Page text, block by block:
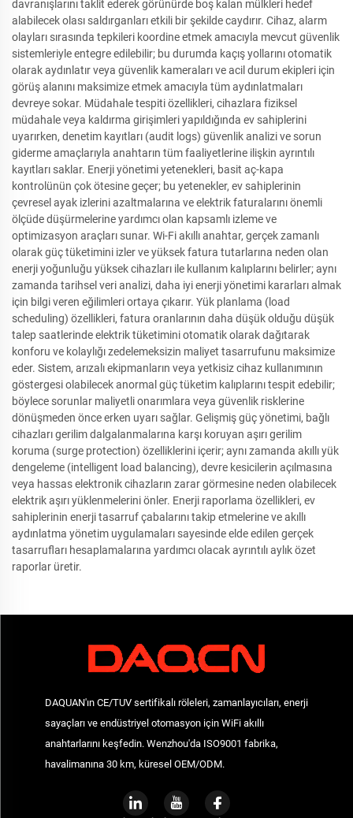
davranışlarını taklit ederek görünürde boş kalan mülkleri hedef
alabilecek olası saldırganları etkili bir şekilde caydırır. Cihaz, alarm
olayları sırasında tepkileri koordine etmek amacıyla mevcut güvenlik
sistemleriyle entegre edilebilir; bu durumda kaçış yollarını otomatik
olarak aydınlatır veya güvenlik kameraları ve acil durum ekipleri için
görüş alanını maksimize etmek amacıyla tüm aydınlatmaları
devreye sokar. Müdahale tespiti özellikleri, cihazlara fiziksel
müdahale veya kaldırma girişimleri yapıldığında ev sahiplerini
uyarırken, denetim kayıtları (audit logs) güvenlik analizi ve sorun
giderme amaçlarıyla anahtarın tüm faaliyetlerine ilişkin ayrıntılı
kayıtları saklar. Enerji yönetimi yetenekleri, basit aç-kapa
kontrolünün çok ötesine geçer; bu yetenekler, ev sahiplerinin
çevresel ayak izlerini azaltmalarına ve elektrik faturalarını önemli
ölçüde düşürmelerine yardımcı olan kapsamlı izleme ve
optimizasyon araçları sunar. Wi-Fi akıllı anahtar, gerçek zamanlı
olarak güç tüketimini izler ve yüksek fatura tutarlarına neden olan
enerji yoğunluğu yüksek cihazları ile kullanım kalıplarını belirler; aynı
zamanda tarihsel veri analizi, daha iyi enerji yönetimi kararları almak
için bilgi veren eğilimleri ortaya çıkarır. Yük planlama (load
scheduling) özellikleri, fatura oranlarının daha düşük olduğu düşük
talep saatlerinde elektrik tüketimini otomatik olarak dağıtarak
konforu ve kolaylığı zedelemeksizin maliyet tasarrufunu maksimize
eder. Sistem, arızalı ekipmanların veya yetkisiz cihaz kullanımının
göstergesi olabilecek anormal güç tüketim kalıplarını tespit edebilir;
böylece sorunlar maliyetli onarımlara veya güvenlik risklerine
dönüşmeden önce erken uyarı sağlar. Gelişmiş güç yönetimi, bağlı
cihazları gerilim dalgalanmalarına karşı koruyan aşırı gerilim
koruma (surge protection) özelliklerini içerir; aynı zamanda akıllı yük
dengeleme (intelligent load balancing), devre kesicilerin açılmasına
veya hassas elektronik cihazların zarar görmesine neden olabilecek
elektrik aşırı yüklenmelerini önler. Enerji raporlama özellikleri, ev
sahiplerinin enerji tasarruf çabalarını takip etmelerine ve akıllı
aydınlatma yönetim uygulamaları sayesinde elde edilen gerçek
tasarrufları hesaplamalarına yardımcı olacak ayrıntılı aylık özet
raporlar üretir.
DAQUAN'ın CE/TUV sertifikalı röleleri, zamanlayıcıları, enerji
sayaçları ve endüstriyel otomasyon için WiFi akıllı
anahtarlarını keşfedin. Wenzhou'da ISO9001 fabrika,
havalimanına 30 km, küresel OEM/ODM.